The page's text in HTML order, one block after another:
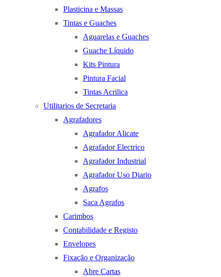
Plasticina e Massas
Tintas e Guaches
Aguarelas e Guaches
Guache Líquido
Kits Pintura
Pintura Facial
Tintas Acrilica
Utilitarios de Secretaria
Agrafadores
Agrafador Alicate
Agrafador Electrico
Agrafador Industrial
Agrafador Uso Diario
Agrafos
Saca Agrafos
Carimbos
Contabilidade e Registo
Envelopes
Fixação e Organização
Abre Cartas